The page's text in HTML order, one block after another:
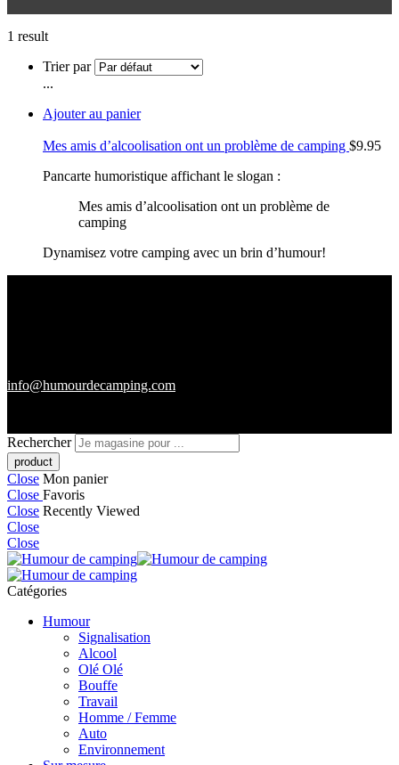
1 result
Trier par
...
Ajouter au panier
Mes amis d’alcoolisation ont un problème de camping $9.95
Pancarte humoristique affichant le slogan :
Mes amis d’alcoolisation ont un problème de
camping
Dynamisez votre camping avec un brin d’humour!
info@humourdecamping.com
Rechercher
Close Mon panier
Close Favoris
Close Recently Viewed
Close
Close
Catégories
Humour
Signalisation
Alcool
Olé Olé
Bouffe
Travail
Homme / Femme
Auto
Environnement